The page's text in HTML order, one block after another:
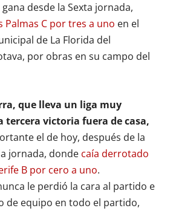
desde la Sexta jornada,
Palmas C por tres a uno en el
de La Florida del
por obras en su campo del
que lleva un liga muy
tercera victoria fuera de casa,
el de hoy, después de la
jornada, donde caía derrotado
B por cero a uno.
le perdió la cara al partido e
de equipo en todo el partido,